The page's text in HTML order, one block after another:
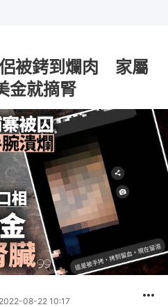
被銬到爛肉 家屬
金就摘腎
2022-08-22 10:17